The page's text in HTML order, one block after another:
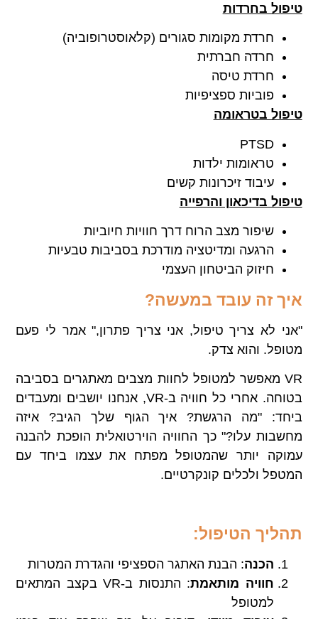
טיפול בחרדות
חרדת מקומות סגורים (קלאוסטרופוביה)
חרדה חברתית
חרדת טיסה
פוביות ספציפיות
טיפול בטראומה
PTSD
טראומות ילדות
עיבוד זיכרונות קשים
טיפול בדיכאון והרפייה
שיפור מצב הרוח דרך חוויות חיוביות
הרגעה ומדיטציה מודרכת בסביבות טבעיות
חיזוק הביטחון העצמי
איך זה עובד במעשה?
"אני לא צריך טיפול, אני צריך פתרון," אמר לי פעם
מטופל. והוא צדק.
VR מאפשר למטופל לחוות מצבים מאתגרים בסביבה
בטוחה. אחרי כל חוויה ב-VR, אנחנו יושבים ומעבדים
ביחד: "מה הרגשת? איך הגוף שלך הגיב? איזה
מחשבות עלו?" כך החוויה הוירטואלית הופכת להבנה
עמוקה יותר שהמטופל מפתח את עצמו ביחד עם
המטפל ולכלים קונקרטיים.
תהליך הטיפול:
הכנה: הבנת האתגר הספציפי והגדרת המטרות
חוויה מותאמת
: התנסות ב-VR בקצב המתאים
למטופל